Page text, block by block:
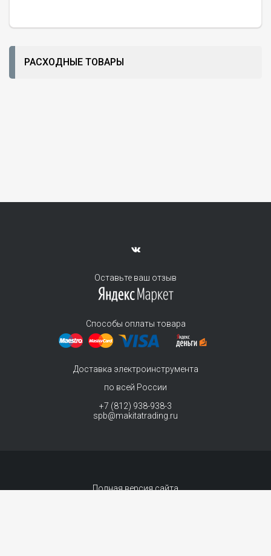
РАСХОДНЫЕ ТОВАРЫ
Оставьте ваш отзыв
Способы оплаты товара
Доставка электроинструмента
по всей России
+7 (812) 938-938-3
spb@makitatrading.ru
Полная версия сайта